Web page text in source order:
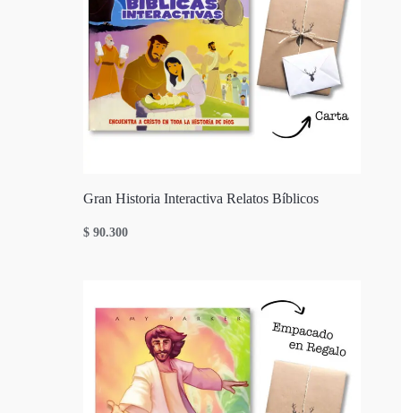
Gran Historia Interactiva Relatos Bíblicos
$ 90.300